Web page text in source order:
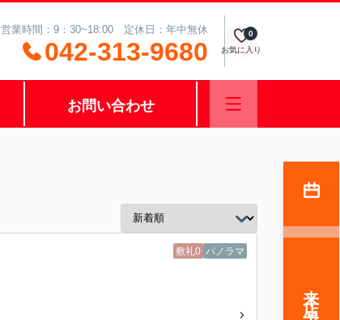
営業時間：9：30~18:00 定休日：年中無休
042-313-9680 お気に入り
0
お問い合わせ
敷礼0 パノラマ
来店予約